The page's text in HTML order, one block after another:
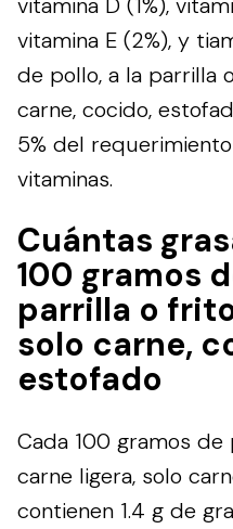
vitamina E (2%), y
de pollo, a la parrilla
carne, cocido,
5% del
vitaminas.
Cuántas
100 gramos
parrilla o
solo carne,
estofado
Cada 100 gramos
carne ligera, solo
contienen 1.4 g de